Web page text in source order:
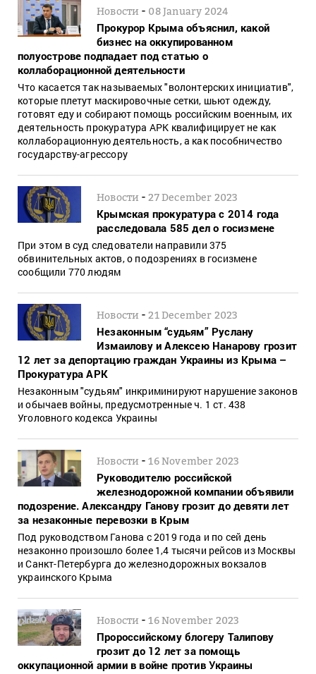
Новости - 08 January 2024
Прокурор Крыма объяснил, какой
бизнес на оккупированном
полуострове подпадает под статью о
коллаборационной деятельности
Что касается так называемых "волонтерских инициатив",
которые плетут маскировочные сетки, шьют одежду,
готовят еду и собирают помощь российским военным, их
деятельность прокуратура АРК квалифицирует не как
коллаборационную деятельность, а как пособничество
государству-агрессору
Новости -27 December 2023
Крымская прокуратура с 2014 года
расследовала 585 дел о госизмене
При этом в суд следователи направили 375
обвинительных актов, о подозрениях в госизмене
сообщили 770 людям
Новости -21 December 2023
Незаконным “судьям” Руслану
Измаилову и Алексею Нанарову грозит
12 лет за депортацию граждан Украины из Крыма –
Прокуратура АРК
Незаконным "судьям" инкриминируют нарушение законов
и обычаев войны, предусмотренные ч. 1 ст. 438
Уголовного кодекса Украины
Новости -16 November 2023
Руководителю российской
железнодорожной компании объявили
подозрение. Александру Ганову грозит до девяти лет
за незаконные перевозки в Крым
Под руководством Ганова с 2019 года и по сей день
незаконно произошло более 1,4 тысячи рейсов из Москвы
и Санкт-Петербурга до железнодорожных вокзалов
украинского Крыма
Новости -16 November 2023
Пророссийскому блогеру Талипову
грозит до 12 лет за помощь
оккупационной армии в войне против Украины